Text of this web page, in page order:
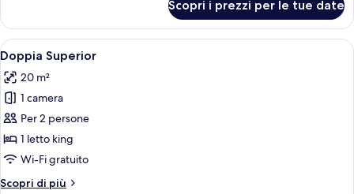
2
letti
singoli
Standard
con
letto
matrimoniale
o
2
singoli
Scopri i prezzi per le tue date
Apri
tutte
le
foto
per
Doppia
Superior
Una camera d'albergo moderna con
7
Doppia Superior
20 m²
1 camera
Per 2 persone
1 letto king
Wi-Fi gratuito
Scopri di più
Altri